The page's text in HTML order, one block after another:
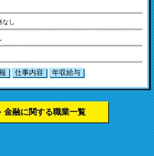
なし
仕事内容 年収給与
金融に関する職業一覧